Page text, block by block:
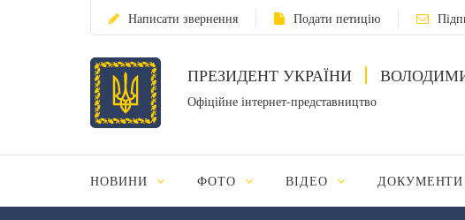
Написати звернення Подати петицію
ПРЕЗИДЕНТ УКРАЇНИ
Офіційне інтернет-представництво
НОВИНИ ФОТО ВІДЕО ДОКУМЕНТИ